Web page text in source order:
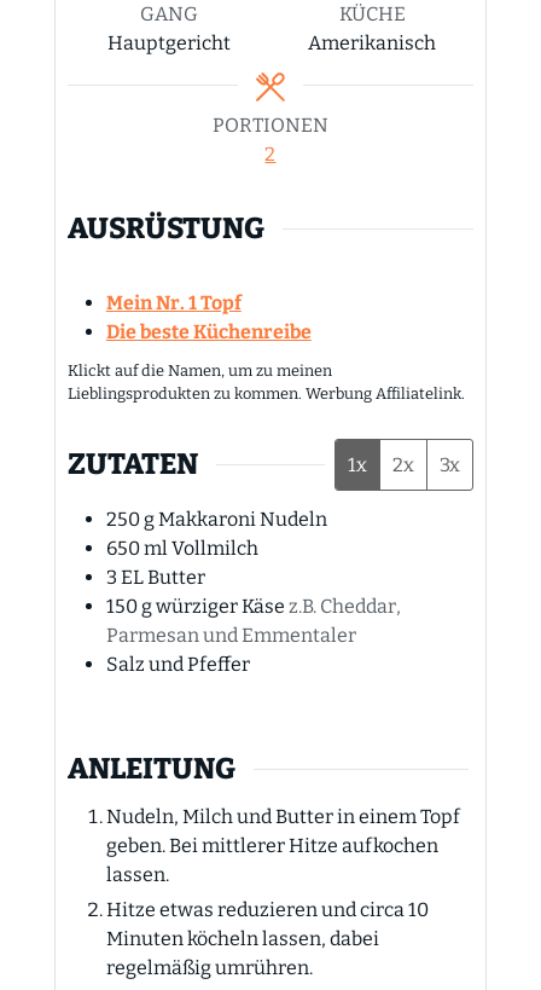
GANG
Hauptgericht
KÜCHE
Amerikanisch
PORTIONEN
2
AUSRÜSTUNG
Mein Nr. 1 Topf
Die beste Küchenreibe
Klickt auf die Namen, um zu meinen
Lieblingsprodukten zu kommen. Werbung Affiliatelink.
ZUTATEN 1x 2x 3x
250gMakkaroni Nudeln
650mlVollmilch
3 ELButter
150gwürziger Käse z.B. Cheddar,
Parmesan und Emmentaler
Salz und Pfeffer
ANLEITUNG
Nudeln, Milch und Butter in einem Topf
geben. Bei mittlerer Hitze aufkochen
lassen.
Hitze etwas reduzieren und circa 10
Minuten köcheln lassen, dabei
regelmäßig umrühren.